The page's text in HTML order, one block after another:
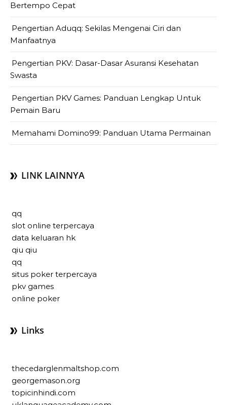
Bertempo Cepat
Pengertian Aduqq: Sekilas Mengenai Ciri dan
Manfaatnya
Pengertian PKV: Dasar-Dasar Asuransi Kesehatan
Swasta
Pengertian PKV Games: Panduan Lengkap Untuk
Pemain Baru
Memahami Domino99: Panduan Utama Permainan
LINK LAINNYA
qq
slot online terpercaya
data keluaran hk
qiu qiu
qq
situs poker terpercaya
pkv games
online poker
Links
thecedarglenmaltshop.com
georgemason.org
topicinhindi.com